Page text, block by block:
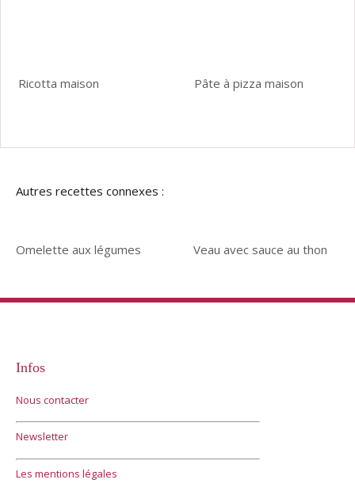
Ricotta maison Pâte à pizza maison
Autres recettes connexes :
Omelette aux légumes Veau avec sauce au thon
Infos
Nous contacter
Newsletter
Les mentions légales